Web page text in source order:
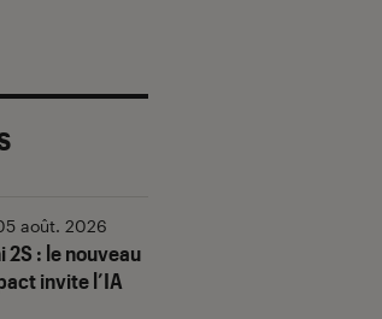
2S : le nouveau
invite l’IA
août. 2026